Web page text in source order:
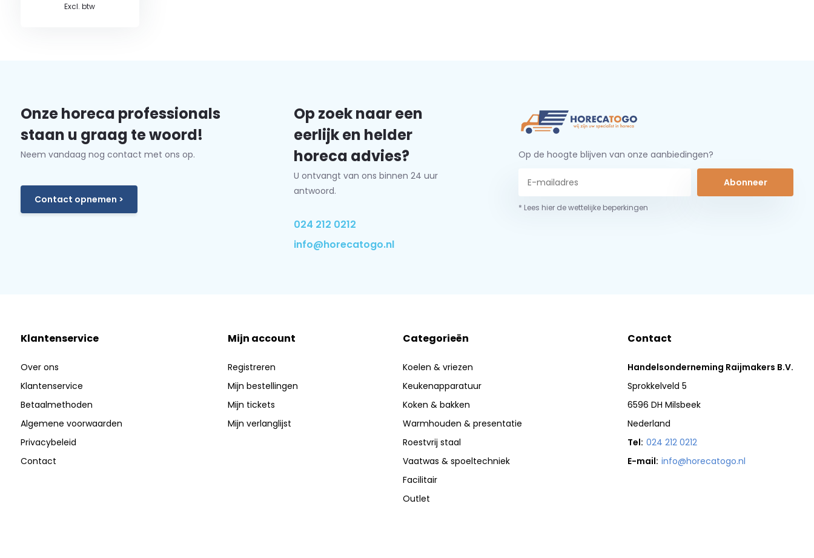
Excl. btw
Onze horeca professionals
staan u graag te woord!
Neem vandaag nog contact met ons op.
Contact opnemen >
Op zoek naar een
eerlijk en helder
horeca advies?
U ontvangt van ons binnen 24 uur
antwoord.
024 212 0212
info@horecatogo.nl
Op de hoogte blijven van onze aanbiedingen?
Abonneer
* Lees hier de wettelijke beperkingen
Klantenservice
Over ons
Klantenservice
Betaalmethoden
Algemene voorwaarden
Privacybeleid
Contact
Mijn account
Registreren
Mijn bestellingen
Mijn tickets
Mijn verlanglijst
Categorieën
Koelen & vriezen
Keukenapparatuur
Koken & bakken
Warmhouden & presentatie
Roestvrij staal
Vaatwas & spoeltechniek
Facilitair
Outlet
Contact
Handelsonderneming Raijmakers B.V.
Sprokkelveld 5
6596 DH Milsbeek
Nederland
Tel: 024 212 0212
E-mail: info@horecatogo.nl